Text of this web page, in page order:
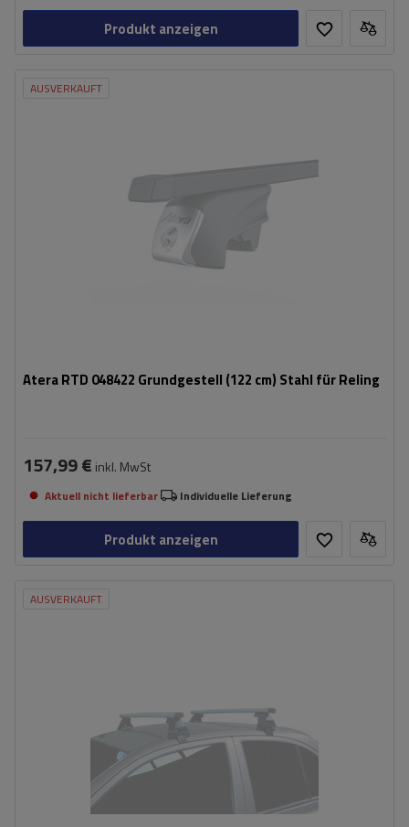
Produkt anzeigen
AUSVERKAUFT
Atera RTD 048422 Grundgestell (122 cm) Stahl für Reling
157,99 € inkl. MwSt
Aktuell nicht lieferbar Individuelle Lieferung
Produkt anzeigen
AUSVERKAUFT